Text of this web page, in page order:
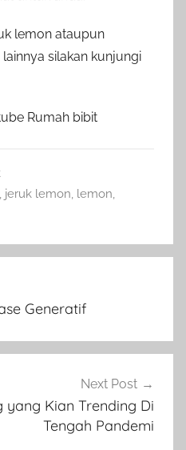
lemon ataupun
silakan kunjungi
Rumah bibit
jeruk lemon, lemon,
Generatif
Next Post
yang Kian Trending Di
Tengah Pandemi